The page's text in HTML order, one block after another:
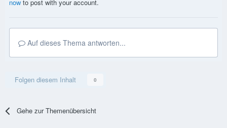
now to post with your account.
Auf dieses Thema antworten...
Folgen diesem Inhalt 0
Gehe zur Themenübersicht